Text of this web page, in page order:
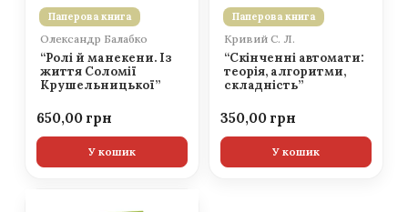
Паперова книга
Олександр Балабко
“Ролі й манекени. Із
життя Соломії
Крушельницької”
650,00
У кошик
Паперова книга
Кривий С. Л.
“Скінченні автомати:
теорія, алгоритми,
складність”
350,00
У кошик